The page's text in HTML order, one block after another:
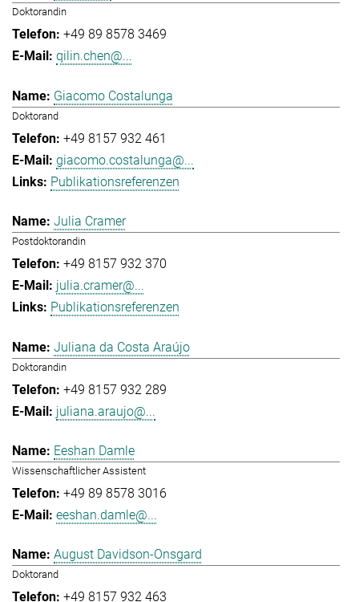
Doktorandin
+49 89 8578 3469
qilin.chen@...
Giacomo Costalunga
Doktorand
+49 8157 932 461
giacomo.costalunga@...
Publikationsreferenzen
Julia Cramer
Postdoktorandin
+49 8157 932 370
julia.cramer@...
Publikationsreferenzen
Juliana da Costa Araújo
Doktorandin
+49 8157 932 289
juliana.araujo@...
Eeshan Damle
Wissenschaftlicher Assistent
+49 89 8578 3016
eeshan.damle@...
August Davidson-Onsgard
Doktorand
+49 8157 932 463